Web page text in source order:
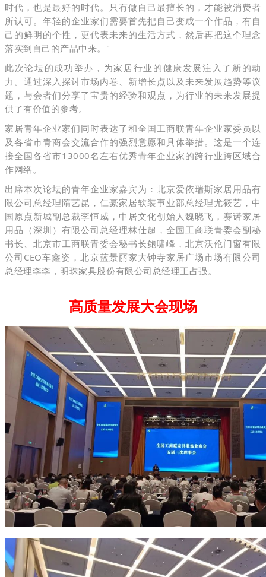
时代，也是最好的时代。只有做自己最擅长的，才能被消费者
所认可。年轻的企业家们需要首先把自己变成一个作品，有自
己的鲜明的个性，更代表未来的生活方式，然后再把这个理念
落实到自己的产品中来。"
此次论坛的成功举办，为家居行业的健康发展注入了新的动
力。通过深入探讨市场内卷、新增长点以及未来发展趋势等议
题，与会者们分享了宝贵的经验和观点，为行业的未来发展提
供了有价值的参考。
家居青年企业家们同时表达了和全国工商联青年企业家委员以
及各省市青商会交流合作的强烈意愿和具体举措。这是一个连
接全国各省市13000名左右优秀青年企业家的跨行业跨区域合
作网络。
出席本次论坛的青年企业家嘉宾为：北京爱依瑞斯家居用品有
限公司总经理隋艺昆，仁豪家居软装事业部总经理尤筱艺，中
国原点新城副总裁李恒威，中居文化创始人魏晓飞，赛诺家居
用品（深圳）有限公司总经理林仕超，全国工商联青委会副秘
书长、北京市工商联青委会秘书长鲍啸峰，北京沃伦门窗有限
公司CEO车鑫姿，北京蓝景丽家大钟寺家居广场市场有限公司
总经理李李，明珠家具股份有限公司总经理王占强。
高质量发展大会现场